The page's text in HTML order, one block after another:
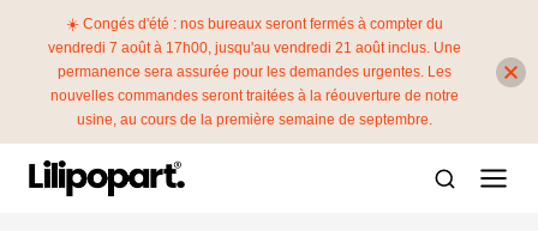
☀️ Congés d'été : nos bureaux seront fermés à compter du
vendredi 7 août à 17h00, jusqu'au vendredi 21 août inclus. Une
permanence sera assurée pour les demandes urgentes. Les
nouvelles commandes seront traitées à la réouverture de notre
usine, au cours de la première semaine de septembre.